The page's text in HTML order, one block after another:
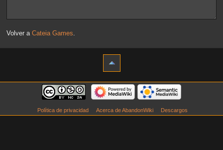
Volver a Cateia Games
Política de privacidad Acerca de AbandonWiki Descargos